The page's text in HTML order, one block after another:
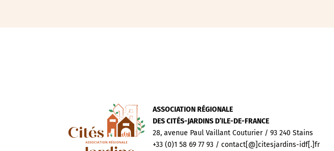
ASSOCIATION RÉGIONALE
DES CITÉS-JARDINS D’ILE-DE-FRANCE
28, avenue Paul Vaillant Couturier / 93 240 Stains
+33 (0)1 58 69 77 93 / contact[@]citesjardins-idf[.]fr